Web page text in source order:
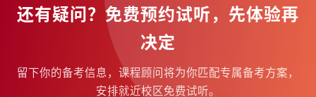
还有疑问？免费预约试听，先体验再
决定
留下你的备考信息，课程顾问将为你匹配专属备考方案，
安排就近校区免费试听。